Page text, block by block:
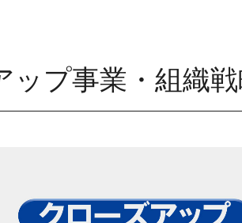
ップ事業・組織